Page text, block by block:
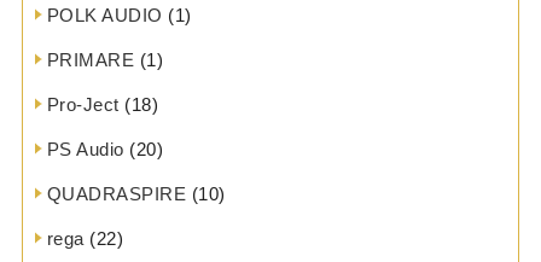
POLK AUDIO (1)
PRIMARE (1)
Pro-Ject (18)
PS Audio (20)
QUADRASPIRE (10)
rega (22)